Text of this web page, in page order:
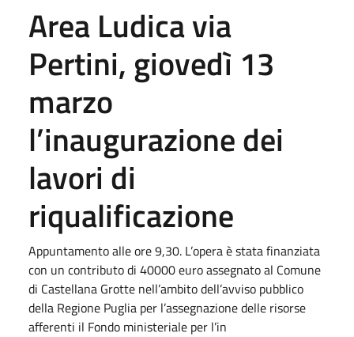
Area Ludica via
Pertini, giovedì 13
marzo
l’inaugurazione dei
lavori di
riqualificazione
Appuntamento alle ore 9,30. L’opera è stata finanziata
con un contributo di 40000 euro assegnato al Comune
di Castellana Grotte nell’ambito dell’avviso pubblico
della Regione Puglia per l’assegnazione delle risorse
afferenti il Fondo ministeriale per l’in